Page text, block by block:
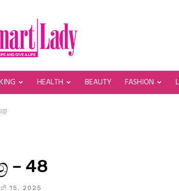
HEALTH BEAUTY FASHION
– 48
15, 2025